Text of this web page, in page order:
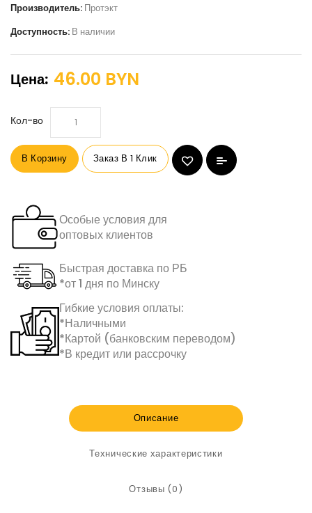
Производитель: Протэкт
Доступность: В наличии
Цена: 46.00 BYN
Кол-во
В Корзину Заказ В 1 Клик
Особые условия для
оптовых клиентов
Быстрая доставка по РБ
*от 1 дня по Минску
Гибкие условия оплаты:
*Наличными
*Картой (банковским переводом)
*В кредит или рассрочку
Описание
Технические характеристики
Отзывы (0)